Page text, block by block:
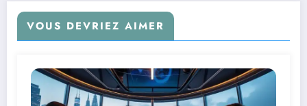
VOUS DEVRIEZ AIMER